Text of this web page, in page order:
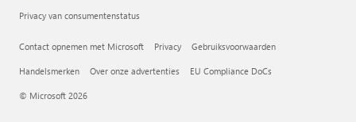
Privacy van consumentenstatus
Contact opnemen met Microsoft Privacy Gebruiksvoorwaarden
Handelsmerken Over onze advertenties EU Compliance DoCs
© Microsoft 2026